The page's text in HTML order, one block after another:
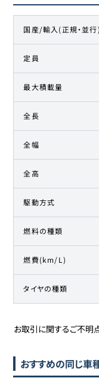
国産/輸入(正規・並行)
定員
最大積載量
全長
全幅
全高
駆動方式
燃料の種類
燃費(km/L)
タイヤの種類
お取引に関するご不明
おすすめの同じ車